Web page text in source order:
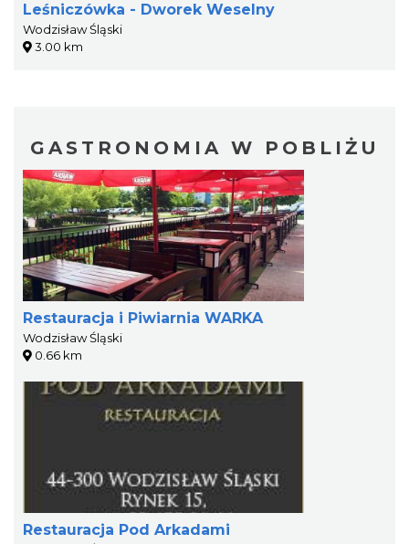
Leśniczówka - Dworek Weselny
Wodzisław Śląski
3.00 km
GASTRONOMIA W POBLIŻU
Restauracja i Piwiarnia WARKA
Wodzisław Śląski
0.66 km
Restauracja Pod Arkadami